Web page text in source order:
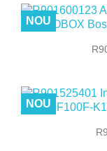
NOU
NOU